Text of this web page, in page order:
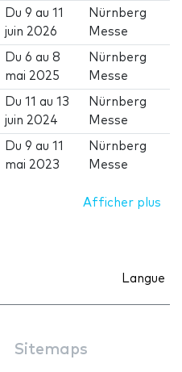
Du9 au11
juin 2026
Nürnberg
Messe
Du6 au8
mai 2025
Nürnberg
Messe
Du11 au13
juin 2024
Nürnberg
Messe
Du9 au11
mai 2023
Nürnberg
Messe
Afficher plus
Langue
Sitemaps